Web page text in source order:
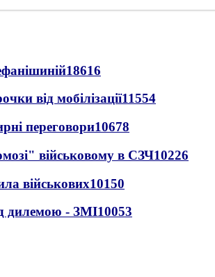
18616
від мобілізації11554
переговори10678
військовому в СЗЧ10226
військових10150
дилемою - ЗМІ10053